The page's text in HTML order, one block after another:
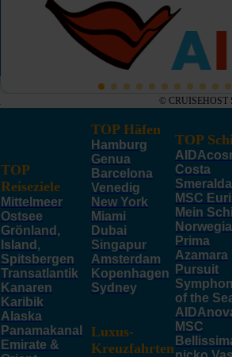
© CRUISEHOST
TOP
Reiseziele
Mittelmeer
Ostsee
Grönland,
Island,
Spitsbergen
Transatlantik
Kanaren
Karibik
Alaska
Panamakanal
Emirate &
TOP Häfen
Hamburg
Genua
Barcelona
Venedig
New York
Miami
Dubai
Singapur
Amsterdam
Kopenhagen
Sydney
Luxus-
Kreuzfahrten
TOP
Costa
Smeralda
MSC
Mein
Prima
Azamara
Pursuit
of the
MSC